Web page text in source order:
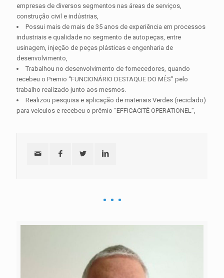
empresas de diversos segmentos nas áreas de serviços,
construção civil e indústrias,
Possui mais de mais de 35 anos de experiência em processos
industriais e qualidade no segmento de autopeças, entre
usinagem, injeção de peças plásticas e engenharia de
desenvolvimento,
Trabalhou no desenvolvimento de fornecedores, quando
recebeu o Premio “FUNCIONÁRIO DESTAQUE DO MÊS” pelo
trabalho realizado junto aos mesmos.
Realizou pesquisa e aplicação de materiais Verdes (reciclado)
para veículos e recebeu o prêmio “EFFICACITÉ OPERATIONEL”,